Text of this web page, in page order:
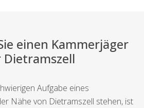
einen Kammerjäger
Aufgabe eines
Nähe von Dietramszell stehen, ist